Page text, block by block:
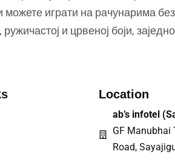
играти на рачунарима
ружичастој и црвеној боји,
Location
ab’s infotel (
GF Manubhai
Road,